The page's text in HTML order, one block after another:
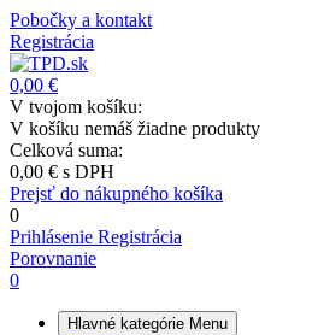
Pobočky a kontakt
Registrácia
0,00 €
V tvojom košíku:
V košíku nemáš žiadne produkty
Celková suma:
0,00 € s DPH
Prejsť do nákupného košíka
0
Prihlásenie Registrácia
Porovnanie
0
Hlavné kategórie Menu